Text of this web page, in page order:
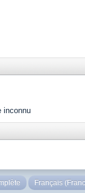
inconnu
Français